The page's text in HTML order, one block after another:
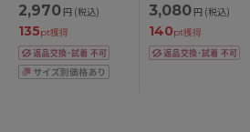
ーツ M/L/LL
2,970 円 (税込)
135pt獲得
ツ M/L
3,080 円 (税込)
140pt獲得